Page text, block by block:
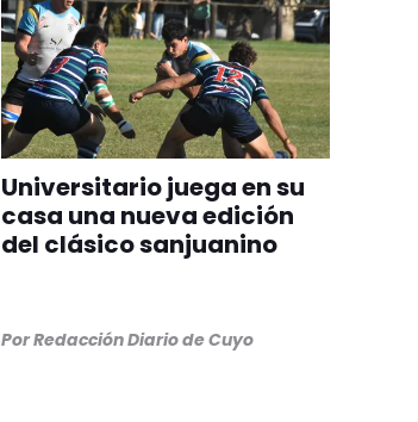
Universitario juega en su
casa una nueva edición
del clásico sanjuanino
PorRedacción Diario de Cuyo